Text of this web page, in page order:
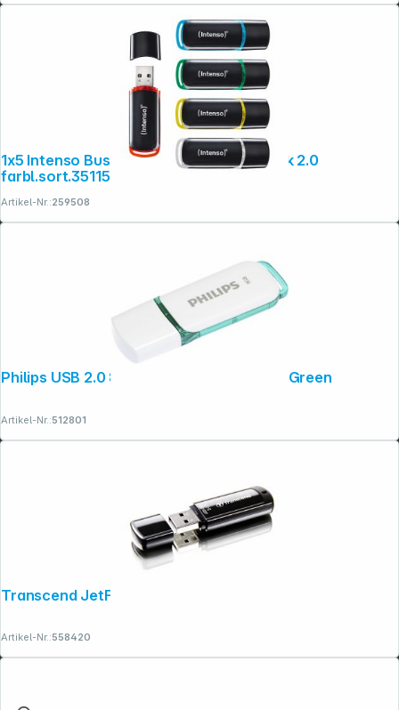
1x5 Intenso Business Line 32GB USB Stick 2.0
farbl.sort.3511585
Artikel-Nr.:259508
Philips USB 2.0 8GB Snow Edition Spring Green
Artikel-Nr.:512801
Artikel-Nr.:558420